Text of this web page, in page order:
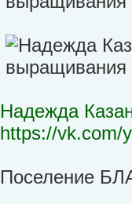
Надежда
https://vk.com/
Поселение